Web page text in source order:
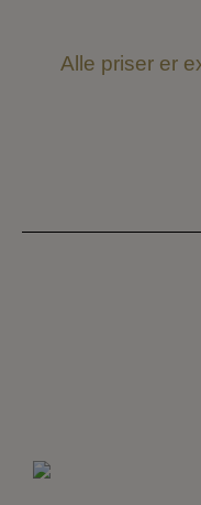
Alle priser er